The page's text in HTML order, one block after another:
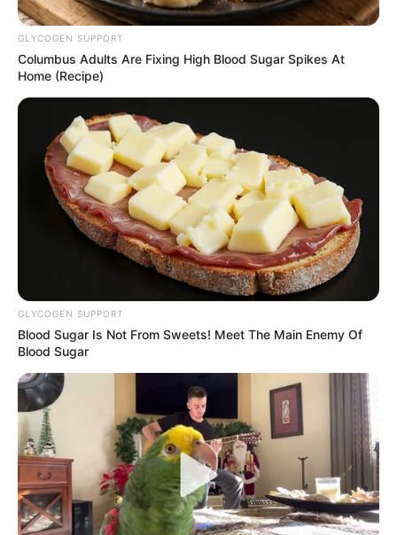
GLYCOGEN SUPPORT
Columbus Adults Are Fixing High Blood Sugar Spikes At
Home (Recipe)
GLYCOGEN SUPPORT
Blood Sugar Is Not From Sweets! Meet The Main Enemy Of
Blood Sugar